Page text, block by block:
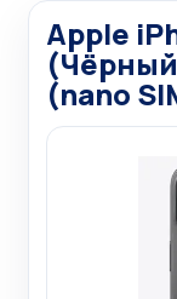
Apple
(nano